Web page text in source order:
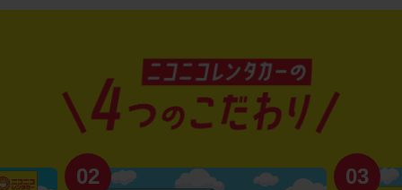
02 03